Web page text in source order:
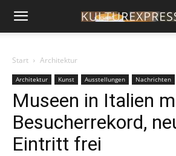
Start Architektur
Architektur Kunst Ausstellungen Nachrichten
Museen in Italien
Besucherrekord,
Eintritt frei